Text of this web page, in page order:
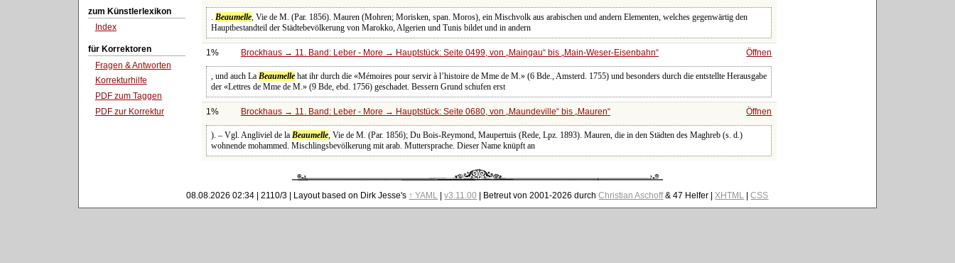
zum Künstlerlexikon
Index
für Korrektoren
Fragen & Antworten
Korrekturhilfe
PDF zum Taggen
PDF zur Korrektur
.Beaumelle, Vie de M. (Par. 1856). Mauren (Mohren; Morisken, span. Moros), ein Mischvolk aus arabischen und andern Elementen, welches gegenwärtig den
Hauptbestandteil der Städtebevölkerung von Marokko, Algerien und Tunis bildet und in andern
1% Brockhaus → 11. Band: Leber - More → Hauptstück: Seite 0499, von Maingau bis Main-Weser-Eisenbahn Öffnen
, und auch LaBeaumelle hat ihr durch die «Mémoires pour servir à l’histoire de Mme de M.» (6 Bde., Amsterd. 1755) und besonders durch die entstellte Herausgabe
der «Lettres de Mme de M.» (9 Bde, ebd. 1756) geschadet. Bessern Grund schufen erst
1% Brockhaus → 11. Band: Leber - More → Hauptstück: Seite 0680, von Maundeville bis Mauren Öffnen
). – Vgl. Angliviel de laBeaumelle, Vie de M. (Par. 1856); Du Bois-Reymond, Maupertuis (Rede, Lpz. 1893). Mauren, die in den Städten des Maghreb (s. d.)
wohnende mohammed. Mischlingsbevölkerung mit arab. Muttersprache. Dieser Name knüpft an
08.08.2026 02:34 | 2110/3 | Layout based on Dirk Jesse's ↑ YAML |v3.11.00 | Betreut von 2001-2026 durchChristian Aschoff& 47 Helfer |XHTML |CSS